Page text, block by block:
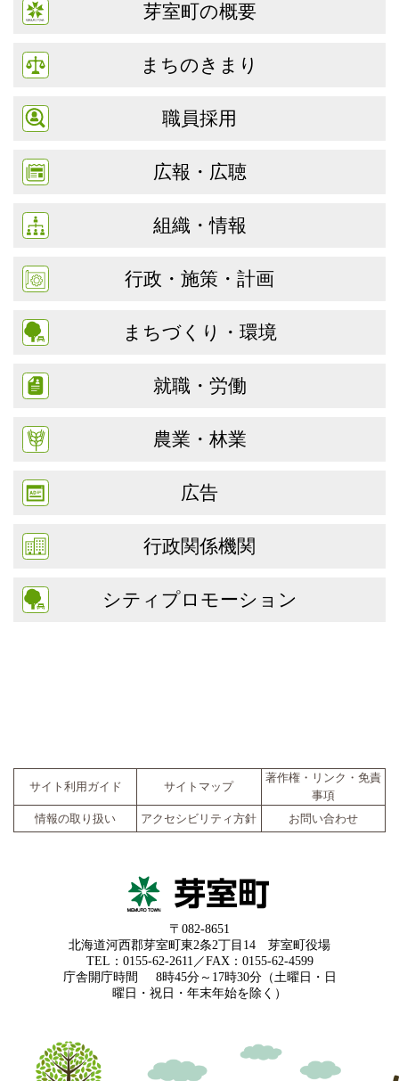
芽室町の概要
まちのきまり
職員採用
広報・広聴
組織・情報
行政・施策・計画
まちづくり・環境
就職・労働
農業・林業
広告
行政関係機関
シティプロモーション
サイト利用ガイド サイトマップ
著作権・リンク・免責
事項
情報の取り扱い
アクセシビリティ方針 お問い合わせ
〒082-8651
北海道河西郡芽室町東2条2丁目14 芽室町役場
TEL：0155-62-2611／FAX：0155-62-4599
庁舎開庁時間
8時45分～17時30分（土曜日・日
曜日・祝日・年末年始を除く）